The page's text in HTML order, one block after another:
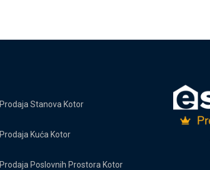
Prodaja Stanova Kotor
Prodaja Kuća Kotor
Prodaja Poslovnih Prostora Kotor